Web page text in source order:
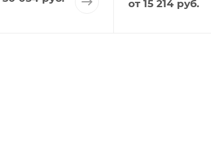
от 15 214 руб.